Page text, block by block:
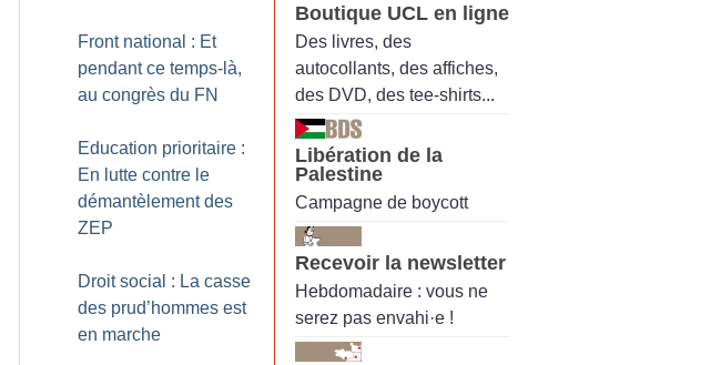
Front national : Et
pendant ce temps-là,
au congrès du FN
Education prioritaire :
En lutte contre le
démantèlement des
ZEP
Droit social : La casse
des prud’hommes est
en marche
Boutique UCL en ligne
Des livres, des
autocollants, des affiches,
des DVD, des tee-shirts...
Libération de la
Palestine
Campagne de boycott
Recevoir la newsletter
Hebdomadaire : vous ne
serez pas envahi·e !